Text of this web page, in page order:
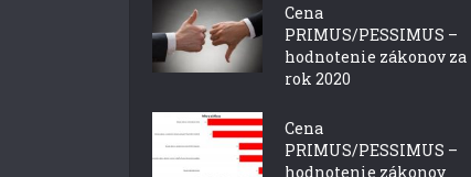
Cena
PRIMUS/PESSIMUS –
hodnotenie zákonov za
rok 2020
Cena
PRIMUS/PESSIMUS –
hodnotenie zákonov